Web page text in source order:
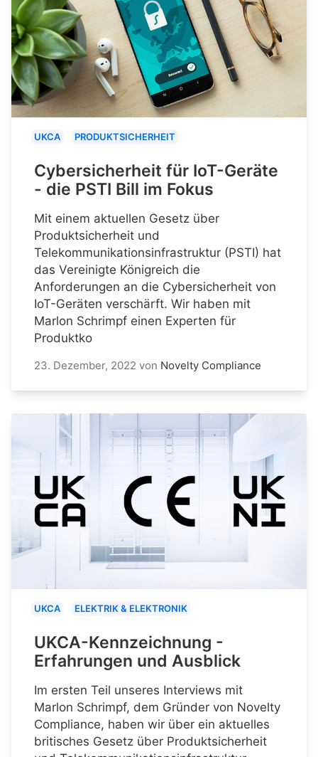
UKCA PRODUKTSICHERHEIT
Cybersicherheit für IoT-Geräte
- die PSTI Bill im Fokus
Mit einem aktuellen Gesetz über
Produktsicherheit und
Telekommunikationsinfrastruktur (PSTI) hat
das Vereinigte Königreich die
Anforderungen an die Cybersicherheit von
IoT-Geräten verschärft. Wir haben mit
Marlon Schrimpf einen Experten für
Produktko
23. Dezember, 2022 von Novelty Compliance
UKCA ELEKTRIK & ELEKTRONIK
UKCA-Kennzeichnung -
Erfahrungen und Ausblick
Im ersten Teil unseres Interviews mit
Marlon Schrimpf, dem Gründer von Novelty
Compliance, haben wir über ein aktuelles
britisches Gesetz über Produktsicherheit